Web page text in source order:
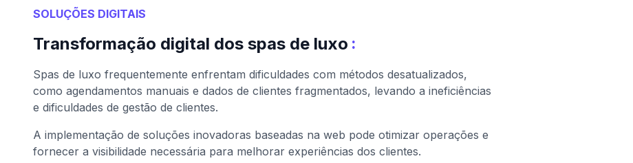
SOLUÇÕES DIGITAIS
Transformação digital dos spas de luxo :
Spas de luxo frequentemente enfrentam dificuldades com métodos desatualizados,
como agendamentos manuais e dados de clientes fragmentados, levando a ineficiências
e dificuldades de gestão de clientes.
A implementação de soluções inovadoras baseadas na web pode otimizar operações e
fornecer a visibilidade necessária para melhorar experiências dos clientes.